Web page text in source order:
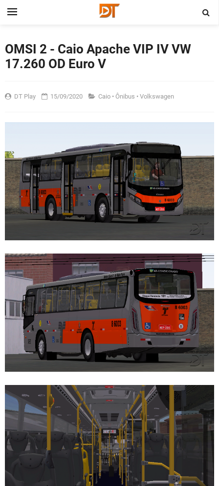
OMSI 2 - Caio Apache VIP IV VW
17.260 OD Euro V
DT Play 15/09/2020 Caio • Ônibus • Volkswagen